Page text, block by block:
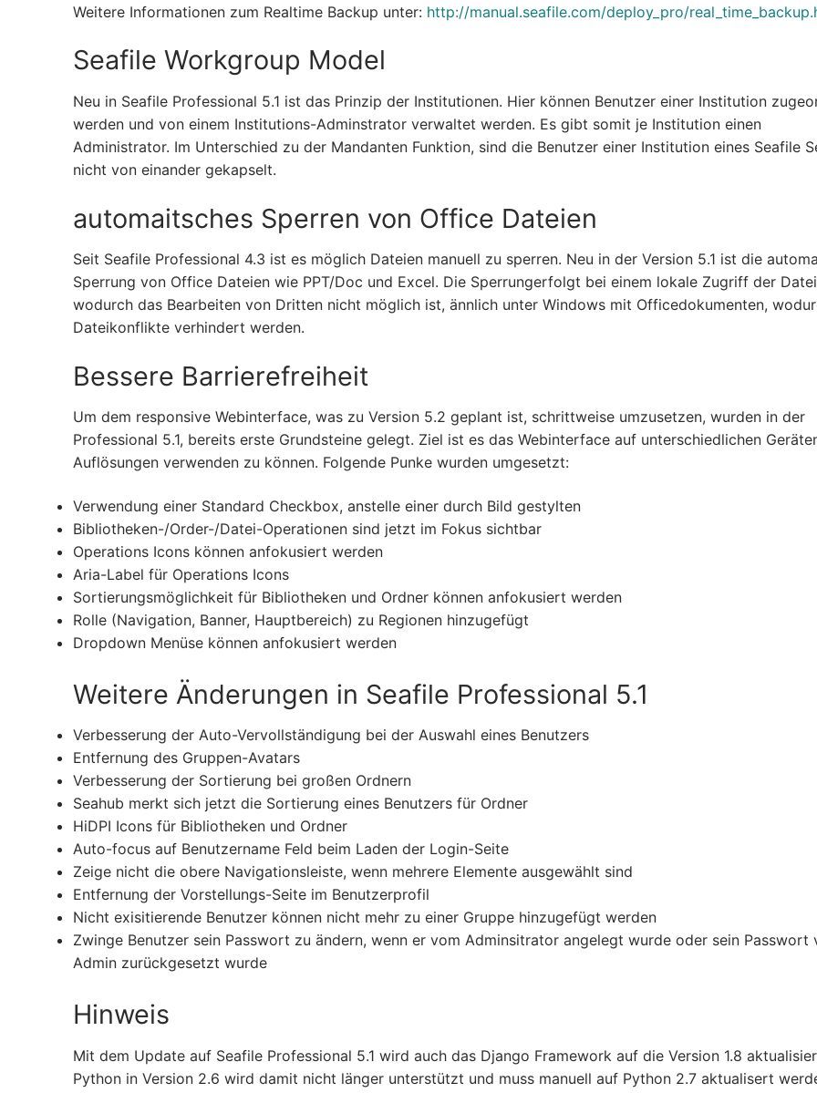
Weitere Informationen zum Realtime Backup unter: http://manual.seafile.com/deploy_pro/
Seafile Workgroup Model
Neu in Seafile Professional 5.1 ist das Prinzip der Institutionen. Hier können Benutzer einer Institution
werden und von einem Institutions-Adminstrator verwaltet werden. Es gibt somit je Institution einen
Administrator. Im Unterschied zu der Mandanten Funktion, sind die Benutzer einer Institution eines Seafile
nicht von einander gekapselt.
automaitsches Sperren von Office Dateien
Seit Seafile Professional 4.3 ist es möglich Dateien manuell zu sperren. Neu in der Version 5.1 ist die
Sperrung von Office Dateien wie PPT/Doc und Excel. Die Sperrungerfolgt bei einem lokale Zugriff der
wodurch das Bearbeiten von Dritten nicht möglich ist, ännlich unter Windows mit Officedokumenten,
Dateikonflikte verhindert werden.
Bessere Barrierefreiheit
Um dem responsive Webinterface, was zu Version 5.2 geplant ist, schrittweise umzusetzen, wurden in der
Professional 5.1, bereits erste Grundsteine gelegt. Ziel ist es das Webinterface auf unterschiedlichen
Auflösungen verwenden zu können. Folgende Punke wurden umgesetzt:
Verwendung einer Standard Checkbox, anstelle einer durch Bild gestylten
Bibliotheken-/Order-/Datei-Operationen sind jetzt im Fokus sichtbar
Operations Icons können anfokusiert werden
Aria-Label für Operations Icons
Sortierungsmöglichkeit für Bibliotheken und Ordner können anfokusiert werden
Rolle (Navigation, Banner, Hauptbereich) zu Regionen hinzugefügt
Dropdown Menüse können anfokusiert werden
Weitere Änderungen in Seafile Professional 5.1
Verbesserung der Auto-Vervollständigung bei der Auswahl eines Benutzers
Entfernung des Gruppen-Avatars
Verbesserung der Sortierung bei großen Ordnern
Seahub merkt sich jetzt die Sortierung eines Benutzers für Ordner
HiDPI Icons für Bibliotheken und Ordner
Auto-focus auf Benutzername Feld beim Laden der Login-Seite
Zeige nicht die obere Navigationsleiste, wenn mehrere Elemente ausgewählt sind
Entfernung der Vorstellungs-Seite im Benutzerprofil
Nicht exisitierende Benutzer können nicht mehr zu einer Gruppe hinzugefügt werden
Zwinge Benutzer sein Passwort zu ändern, wenn er vom Adminsitrator angelegt wurde oder sein Passwort
Admin zurückgesetzt wurde
Hinweis
Mit dem Update auf Seafile Professional 5.1 wird auch das Django Framework auf die Version 1.8
Python in Version 2.6 wird damit nicht länger unterstützt und muss manuell auf Python 2.7 aktualisert